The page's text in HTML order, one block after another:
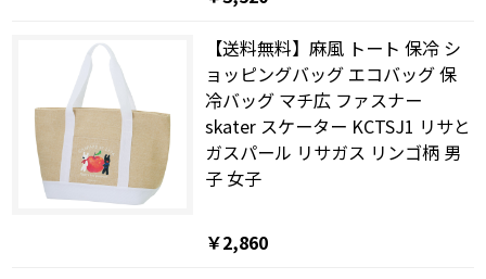
【送料無料】麻風 トート 保冷 シ
ョッピングバッグ エコバッグ 保
冷バッグ マチ広 ファスナー
skater スケーター KCTSJ1 リサと
ガスパール リサガス リンゴ柄 男
子 女子
￥2,860